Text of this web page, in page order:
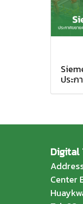
ประ
Digital
Center